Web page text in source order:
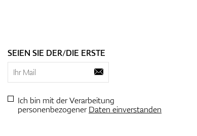
SEIEN SIE DER/DIE ERSTE
Ich bin mit der Verarbeitung
personenbezogenerDaten einverstanden